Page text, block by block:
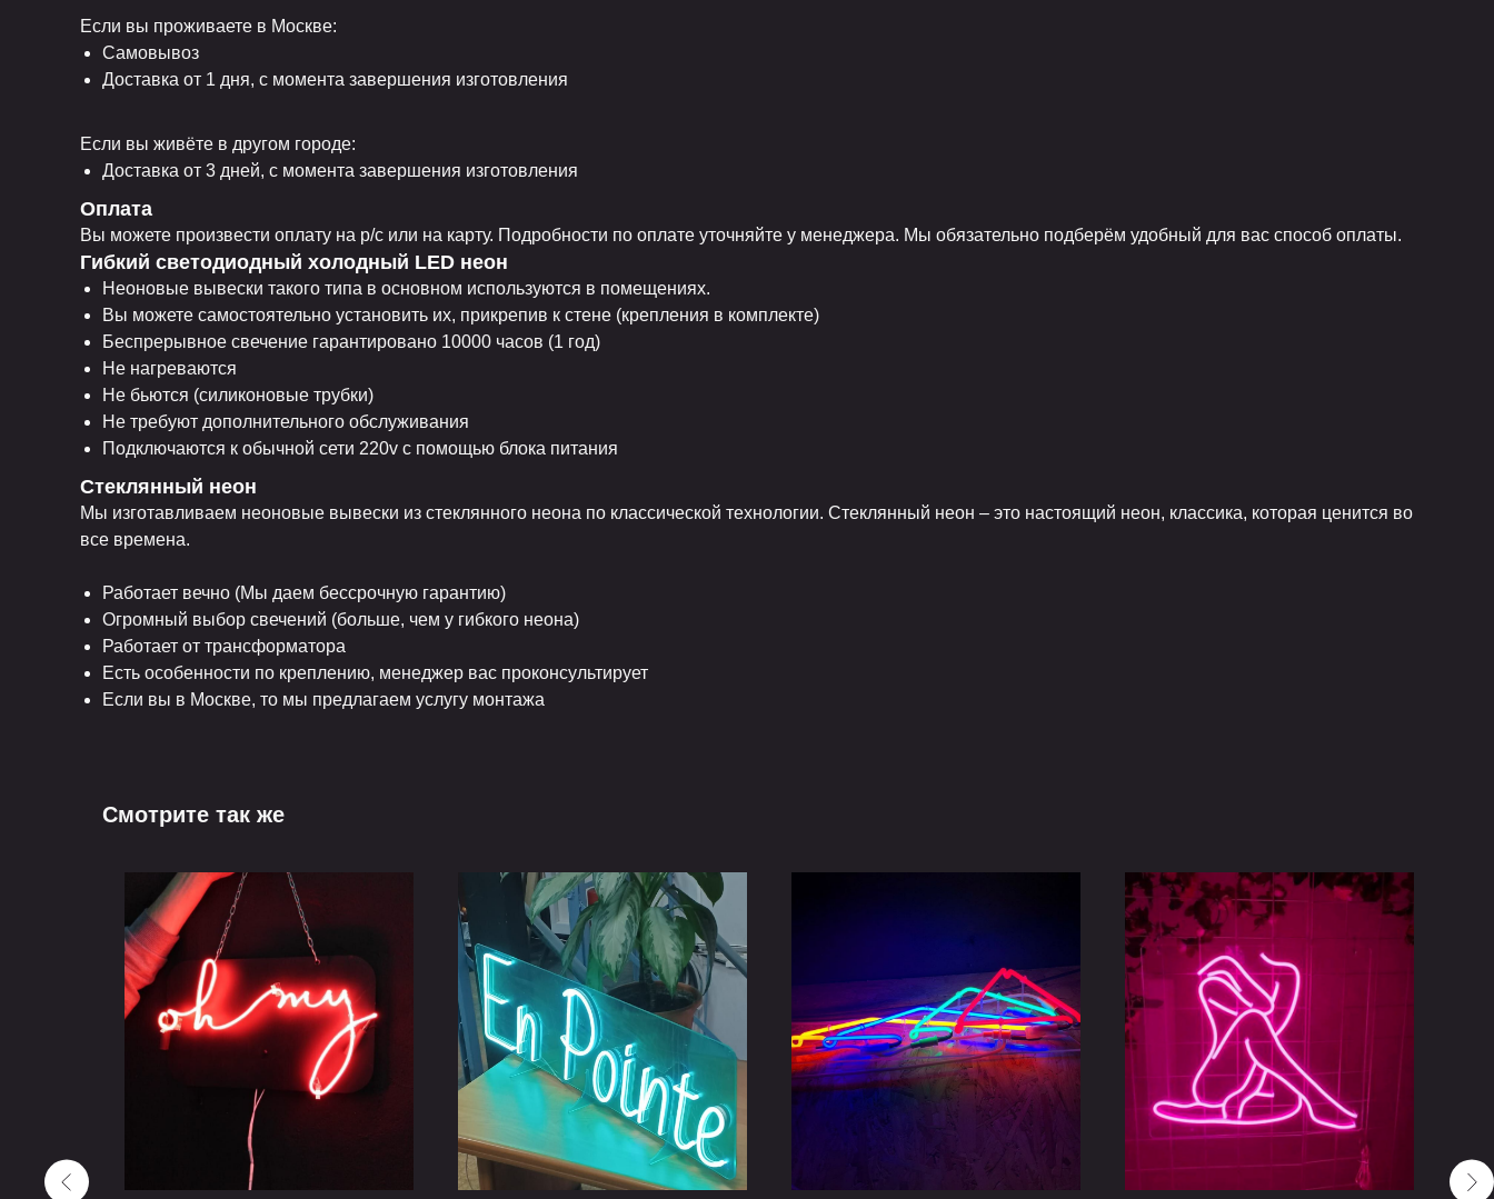
Если вы проживаете в Москве:
Самовывоз
Доставка от 1 дня, с момента завершения изготовления
Если вы живёте в другом городе:
Доставка от 3 дней, с момента завершения изготовления
Оплата
Вы можете произвести оплату на р/с или на карту. Подробности по оплате уточняйте у менеджера. Мы обязательно подберём удобный для вас способ оплаты.
Гибкий светодиодный холодный LED неон
Неоновые вывески такого типа в основном используются в помещениях.
Вы можете самостоятельно установить их, прикрепив к стене (крепления в комплекте)
Беспрерывное свечение гарантировано 10000 часов (1 год)
Не нагреваются
Не бьются (силиконовые трубки)
Не требуют дополнительного обслуживания
Подключаются к обычной сети 220v с помощью блока питания
Стеклянный неон
Мы изготавливаем неоновые вывески из стеклянного неона по классической технологии. Стеклянный неон – это настоящий неон, классика, которая ценится во
все времена.
Работает вечно (Мы даем бессрочную гарантию)
Огромный выбор свечений (больше, чем у гибкого неона)
Работает от трансформатора
Есть особенности по креплению, менеджер вас проконсультирует
Если вы в Москве, то мы предлагаем услугу монтажа
Смотрите так же